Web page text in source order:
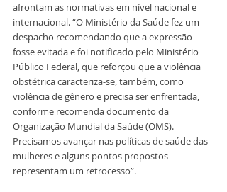
afrontam as normativas em nível nacional e
internacional. “O Ministério da Saúde fez um
despacho recomendando que a expressão
fosse evitada e foi notificado pelo Ministério
Público Federal, que reforçou que a violência
obstétrica caracteriza-se, também, como
violência de gênero e precisa ser enfrentada,
conforme recomenda documento da
Organização Mundial da Saúde (OMS).
Precisamos avançar nas políticas de saúde das
mulheres e alguns pontos propostos
representam um retrocesso”.